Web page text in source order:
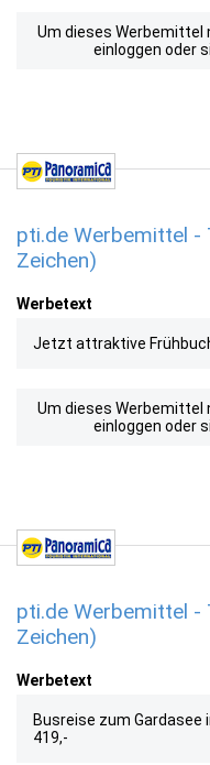
Um dieses Werbemittel
einloggen oder
pti.de Werbemittel
Zeichen)
Werbetext
Jetzt attraktive
Um dieses Werbemittel
einloggen oder
pti.de Werbemittel
Zeichen)
Werbetext
Busreise zum Gardasee
419,-